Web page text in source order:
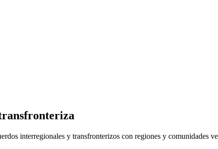
interregionales y transfronterizos con regiones y comunidades